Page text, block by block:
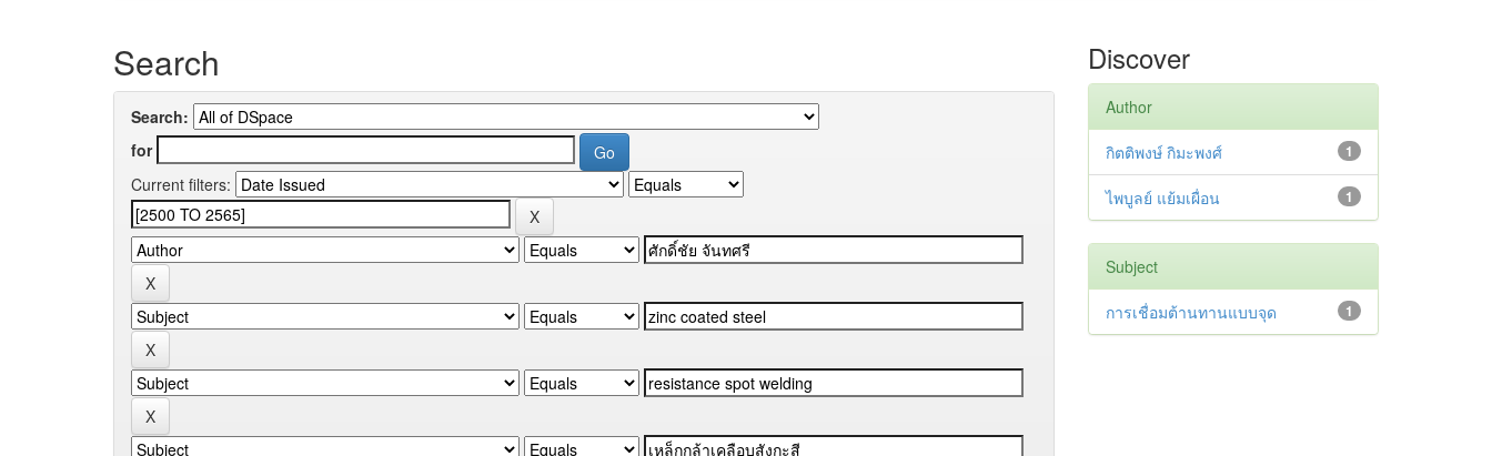
Search
Search:
for
Current filters:
Discover
Author
1
กิตติพงษ์ กิมะพงศ์
1
ไพบูลย์ แย้มเผื่อน
Subject
1
การเชื่อมต้านทานแบบจุด